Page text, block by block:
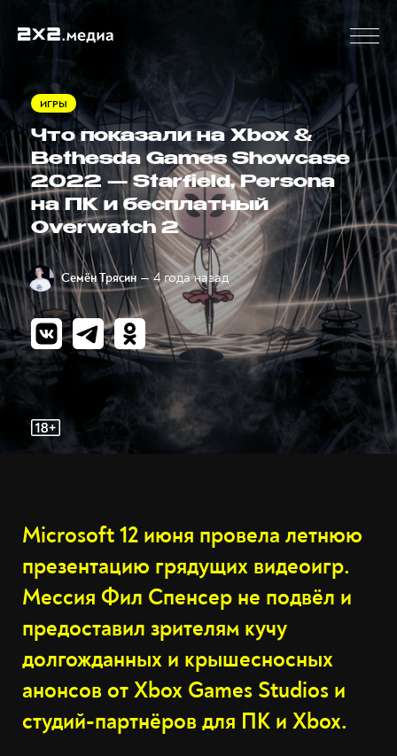
ИГРЫ
Что показали на Xbox &
Bethesda Games Showcase
2022 — Starfield, Persona
на ПК и бесплатный
Overwatch 2
Семён Трясин — 4 года назад
Microsoft 12 июня провела летнюю
презентацию грядущих видеоигр.
Мессия Фил Спенсер не подвёл и
предоставил зрителям кучу
долгожданных и крышесносных
анонсов от Xbox Games Studios и
студий-партнёров для ПК и Xbox.